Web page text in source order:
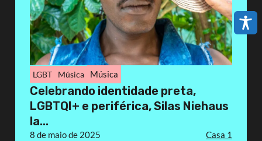
LGBT Música Música
Celebrando identidade preta,
LGBTQI+ e periférica, Silas Niehaus
la...
8 de maio de 2025 Casa 1